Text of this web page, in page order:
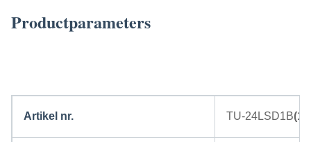
Productparameters
Artikel nr. TU-24LSD1B